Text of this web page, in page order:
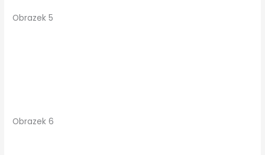
Obrazek 5
Obrazek 6